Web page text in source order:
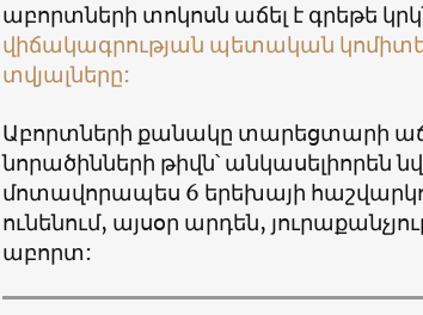
աբորտների տոկոսն աճել է գրեթե
վիճակագրության պետական
տվյալները:
Աբորտների քանակը տարեցտարի
նորածինների թիվն՝ անկասելիորեն
մոտավորապես 6 երեխայի
ունենում, այսօր արդեն,
աբորտ: